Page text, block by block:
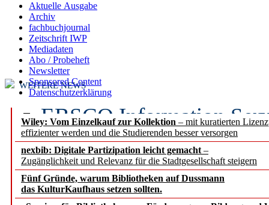
Aktuelle Ausgabe
Archiv
fachbuchjournal
Zeitschrift IWP
Mediadaten
Abo / Probeheft
Newsletter
Sponsored Content
Datenschutzerklärung
Wiley: Vom Einzelkauf zur Kollektion – mit kuratierten
effizienter werden und die Studierenden besser versorgen
nexbib: Digitale Partizipation leicht gemacht –
Zugänglichkeit und Relevanz für die Stadtgesellschaft steigern
Fünf Gründe, warum Bibliotheken auf Dussmann
das KulturKaufhaus setzen sollten.
WEITERE NEWS
EBSCO Information
Recherchefunktionen in
Sorbisches Institut neu
Geschichte und